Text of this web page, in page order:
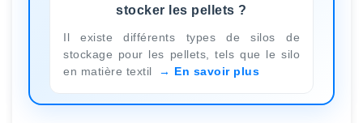
stocker les pellets ?
Il existe différents types de silos de
stockage pour les pellets, tels que le silo
en matière textil
En savoir plus